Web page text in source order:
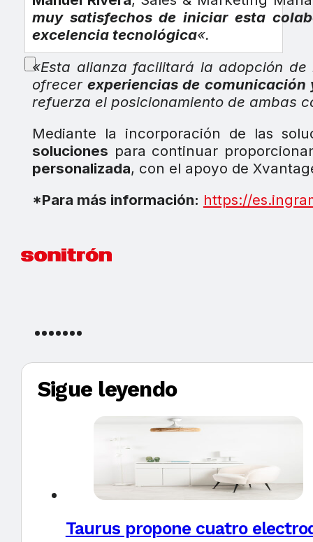
muy satisfechos de iniciar esta
excelencia tecnológica«.
«Esta alianza facilitará la adopción
ofrecerexperiencias de
refuerza el posicionamiento de ambas
Mediante la incorporación de las
soluciones para continuar
personalizada, con el apoyo de
*Para más información: https://
Sigue leyendo
Taurus propone cuatro